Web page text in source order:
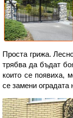
Проста грижа.
трябва да бъдат
които се появиха,
се замени оградата